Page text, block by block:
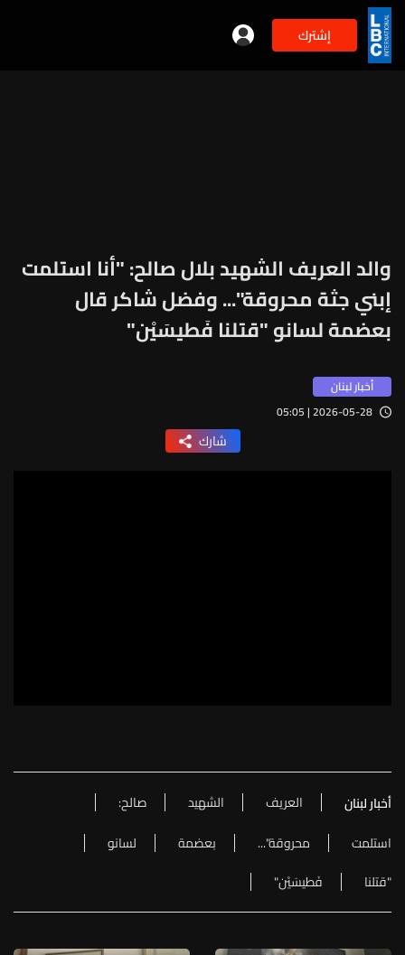
إشترك
والد العريف الشهيد بلال صالح: "أنا استلمت
إبني جثة محروقة"... وفضل شاكر قال
بعضمة لسانو "قتلنا فَطيسَيْن"
أخبار لبنان
2026-05-28 | 05:05
شارك
أخبار لبنان العريف الشهيد
صالح:
استلمت
محروقة"... بعضمة
لسانو
"قتلنا
فَطيسَيْن"